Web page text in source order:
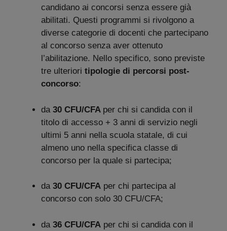
candidano ai concorsi senza essere già
abilitati. Questi programmi si rivolgono a
diverse categorie di docenti che partecipano
al concorso senza aver ottenuto
l’abilitazione. Nello specifico, sono previste
tre ulteriori tipologie di percorsi post-
concorso:
da 30 CFU/CFA per chi si candida con il
titolo di accesso + 3 anni di servizio negli
ultimi 5 anni nella scuola statale, di cui
almeno uno nella specifica classe di
concorso per la quale si partecipa;
da 30 CFU/CFA per chi partecipa al
concorso con solo 30 CFU/CFA;
da 36 CFU/CFA per chi si candida con il